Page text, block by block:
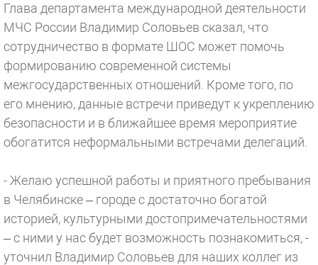
Глава департамента международной деятельности
МЧС России Владимир Соловьев сказал, что
сотрудничество в формате ШОС может помочь
формированию современной системы
межгосударственных отношений. Кроме того, по
его мнению, данные встречи приведут к укреплению
безопасности и в ближайшее время мероприятие
обогатится неформальными встречами делегаций.
- Желаю успешной работы и приятного пребывания
в Челябинске – городе с достаточно богатой
историей, культурными достопримечательностями
– с ними у нас будет возможность познакомиться, -
уточнил Владимир Соловьев для наших коллег из